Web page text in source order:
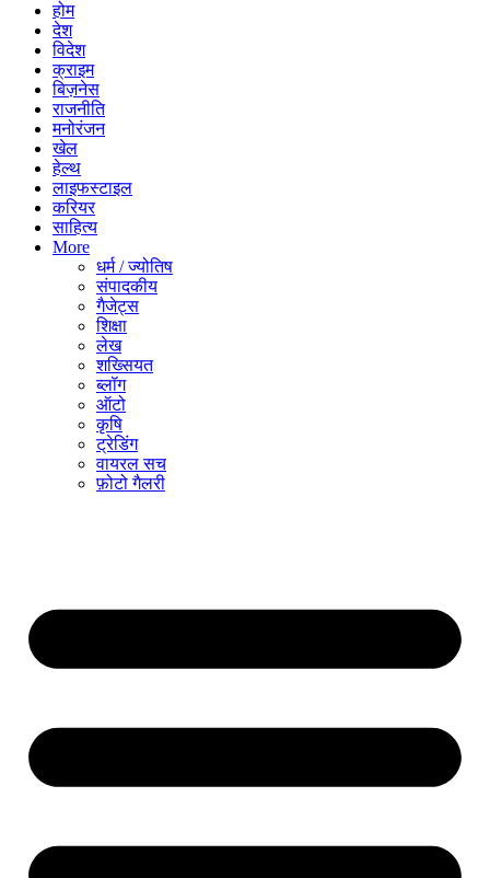
होम
देश
विदेश
क्राइम
बिज़नेस
राजनीति
मनोरंजन
खेल
हेल्थ
लाइफस्टाइल
करियर
साहित्य
More
धर्म / ज्योतिष
संपादकीय
गैजेट्स
शिक्षा
लेख
शख्सियत
ब्लॉग
ऑटो
कृषि
ट्रेडिंग
वायरल सच
फ़ोटो गैलरी